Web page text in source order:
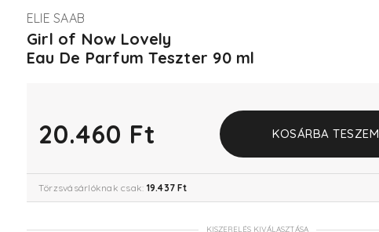
ELIE SAAB
Girl of Now Lovely
Eau De Parfum Teszter 90 ml
20.460 Ft KOSÁRBA TESZEM
Törzsvásárlóknak csak: 19.437 Ft
KISZERELÉS KIVÁLASZTÁSA